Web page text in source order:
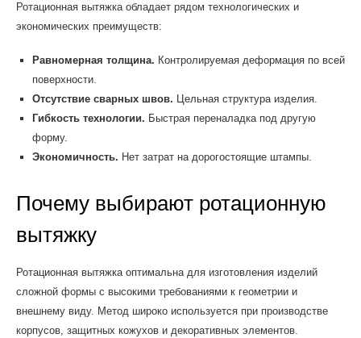
Ротационная вытяжка обладает рядом технологических и
экономических преимуществ:
Равномерная толщина. Контролируемая деформация по всей
поверхности.
Отсутствие сварных швов. Цельная структура изделия.
Гибкость технологии. Быстрая переналадка под другую
форму.
Экономичность. Нет затрат на дорогостоящие штампы.
Почему выбирают ротационную
вытяжку
Ротационная вытяжка оптимальна для изготовления изделий
сложной формы с высокими требованиями к геометрии и
внешнему виду. Метод широко используется при производстве
корпусов, защитных кожухов и декоративных элементов.